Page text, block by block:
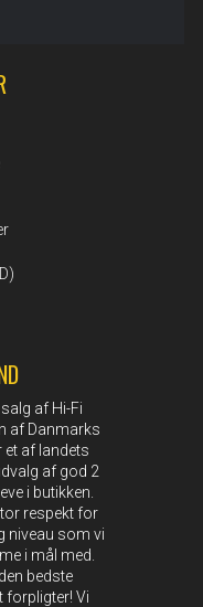
af Hi-Fi
af Danmarks
et af landets
af god 2
i butikken.
respekt for
niveau som vi
i mål med.
bedste
forpligter! Vi